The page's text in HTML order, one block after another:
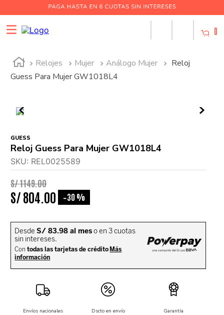
0
Relojes Mujer Análogo Mujer
Reloj
Guess Para Mujer GW1018L4
GUESS
Reloj Guess Para Mujer GW1018L4
SKU: REL0025589
S/1149.00
S/804 00 -30 %
Envíos nacionales Dscto en envío Garantía